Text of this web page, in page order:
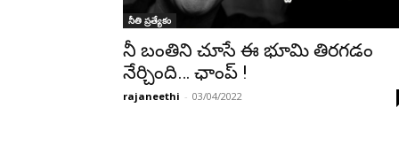
నీతి ప్రత్యేకం
నీ బంతిని చూసే ఈ భూమి తిరగడం
నేర్చింది… ఛాంప్ !
rajaneethi - 03/04/2022